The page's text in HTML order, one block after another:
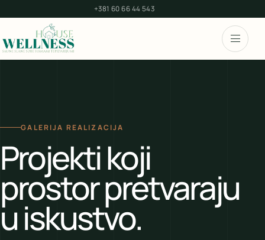
+381 60 66 44 543
GALERIJA REALIZACIJA
Projekti koji
prostor pretvaraju
u iskustvo.